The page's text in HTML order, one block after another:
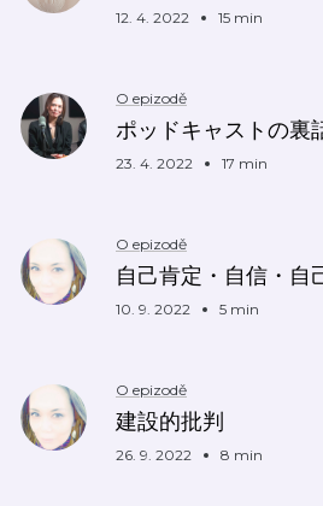
12. 4. 2022 15 min
O epizodě
ポッドキャストの裏
23. 4. 2022 17 min
O epizodě
自己肯定・自信・自
10. 9. 2022 5 min
O epizodě
建設的批判
26. 9. 2022 8 min